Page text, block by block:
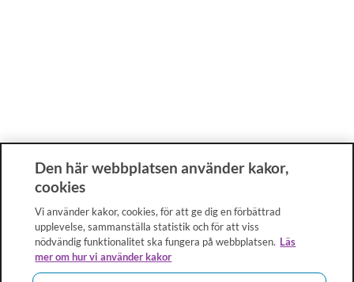
Den här webbplatsen använder kakor,
cookies
Vi använder kakor, cookies, för att ge dig en förbättrad
upplevelse, sammanställa statistik och för att viss
nödvändig funktionalitet ska fungera på webbplatsen. Läs
mer om hur vi använder kakor